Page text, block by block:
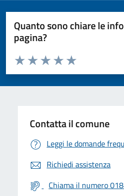
Quanto sono chiare le
pagina?
Valuta da 1 a 5 stelle la pagina
Valuta 5 stelle
Valuta 4 stelle su 5
Valuta 3 stelle su 5
Valuta 2 stelle su 5
Valuta 1 stelle su 5
Contatta il comune
Leggi le domande
Richiedi assistenza
Chiama il numero